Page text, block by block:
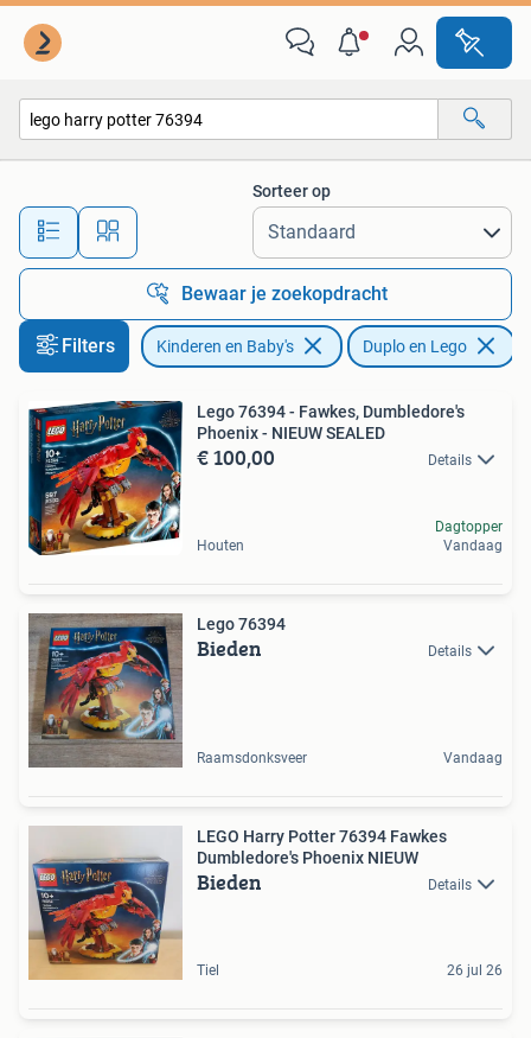
Alle afstanden…
Sorteer op
Bewaar je zoekopdracht
Filters Kinderen en Baby's Duplo en Lego
Lego 76394 - Fawkes, Dumbledore's
Phoenix - NIEUW SEALED
€ 100,00 Details
Houten
Dagtopper
Vandaag
Lego 76394
Bieden Details
Raamsdonksveer Vandaag
LEGO Harry Potter 76394 Fawkes
Dumbledore's Phoenix NIEUW
Bieden Details
Tiel 26 jul 26